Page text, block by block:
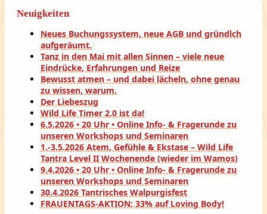
Neuigkeiten
Neues Buchungssystem, neue AGB und gründlch
aufgeräumt.
Tanz in den Mai mit allen Sinnen – viele neue
Eindrücke, Erfahrungen und Reize
Bewusst atmen – und dabei lächeln, ohne genau
zu wissen, warum.
Der Liebeszug
Wild Life Timer 2.0 ist da!
6.5.2026 • 20 Uhr • Online Info- & Fragerunde zu
unseren Workshops und Seminaren
1.-3.5.2026 Atem, Gefühle & Ekstase – Wild Life
Tantra Level II Wochenende (wieder im Wamos)
9.4.2026 • 20 Uhr • Online Info- & Fragerunde zu
unseren Workshops und Seminaren
30.4.2026 Tantrisches Walpurgisfest
FRAUENTAGS-AKTION: 33% auf Loving Body!